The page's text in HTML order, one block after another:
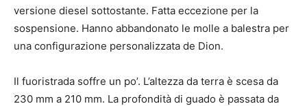
versione diesel sottostante. Fatta eccezione per la
sospensione. Hanno abbandonato le molle a balestra per
una configurazione personalizzata de Dion.
Il fuoristrada soffre un po’. L’altezza da terra è scesa da
230 mm a 210 mm. La profondità di guado è passata da